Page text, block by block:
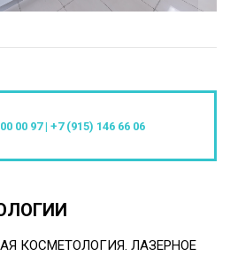
00 97 | +7 (915) 146 66 06
КОСМЕТОЛОГИЯ. ЛАЗЕРНОЕ